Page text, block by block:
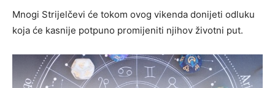
Mnogi Strijelčevi će tokom ovog vikenda donijeti odluku
koja će kasnije potpuno promijeniti njihov životni put.